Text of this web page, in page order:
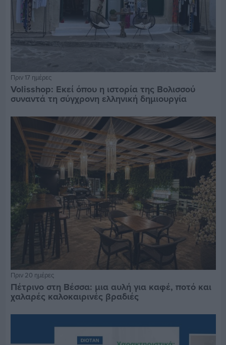
Πριν 17 ημέρες
Volisshop: Εκεί όπου η ιστορία της Βολισσού
συναντά τη σύγχρονη ελληνική δημιουργία
Πριν 20 ημέρες
Πέτρινο στη Βέσσα: μια αυλή για καφέ, ποτό και
χαλαρές καλοκαιρινές βραδιές